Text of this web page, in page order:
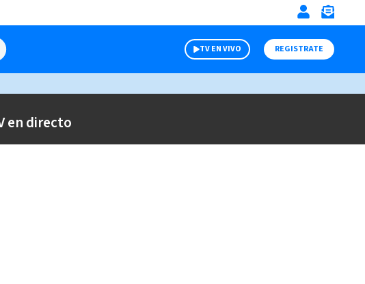
TV EN VIVO REGISTRATE
en directo